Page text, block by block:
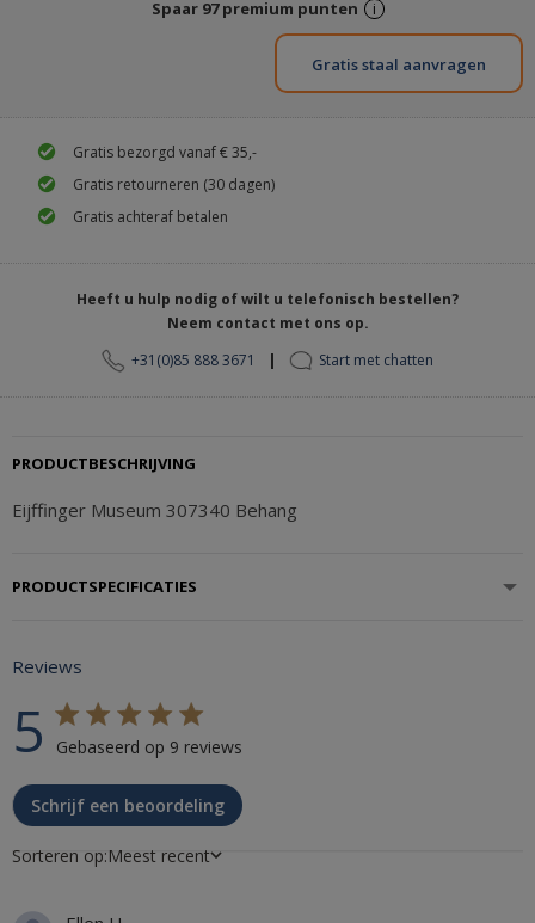
Spaar 97premium punten i
Gratis staal aanvragen
Gratis bezorgd vanaf € 35,-
Gratis retourneren (30 dagen)
Gratis achteraf betalen
Heeft u hulp nodig of wilt u telefonisch bestellen?
Neem contact met ons op.
+31(0)85 888 3671
| Start met chatten
PRODUCTBESCHRIJVING
Eijffinger Museum 307340 Behang
PRODUCTSPECIFICATIES
Reviews
5 5 star rating
Gebaseerd op 9 reviews
5 out of 5 stars Gebaseerd op 9 reviews
Schrijf een beoordeling
Sorteren op:Meest recent